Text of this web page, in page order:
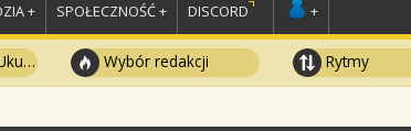
+ SPOŁECZNOŚĆ + DISCORD +
Wybór redakcji Rytmy